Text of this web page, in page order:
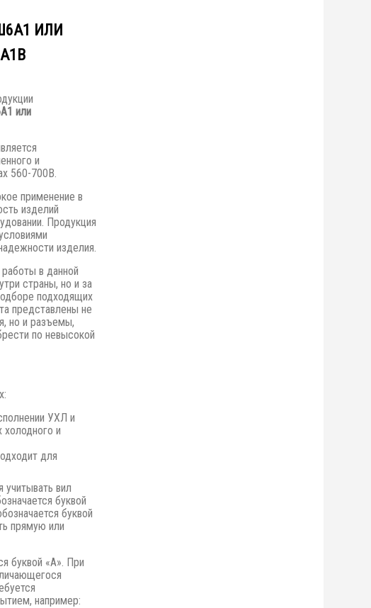
ИЛИ
или
и
560-700В.
применение в
изделий
Продукция
изделия.
в данной
страны, но и за
подходящих
представлены не
но и разъемы,
по невысокой
УХЛ и
холодного и
для
вил
буквой
буквой
прямую или
буквой «А». При
например: